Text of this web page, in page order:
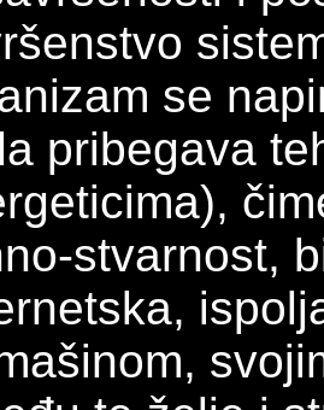
se
pribegava
stvarnost,